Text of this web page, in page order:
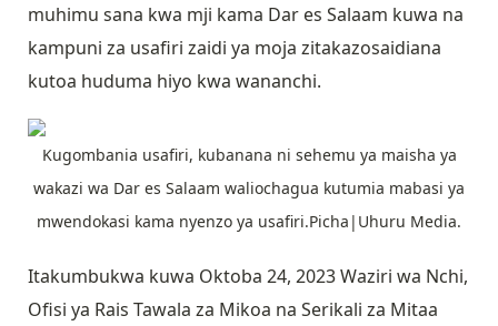
muhimu sana kwa mji kama Dar es Salaam kuwa na
kampuni za usafiri zaidi ya moja zitakazosaidiana
kutoa huduma hiyo kwa wananchi.
Kugombania usafiri, kubanana ni sehemu ya maisha ya
wakazi wa Dar es Salaam waliochagua kutumia mabasi ya
mwendokasi kama nyenzo ya usafiri.Picha|Uhuru Media.
Itakumbukwa kuwa Oktoba 24, 2023 Waziri wa Nchi,
Ofisi ya Rais Tawala za Mikoa na Serikali za Mitaa